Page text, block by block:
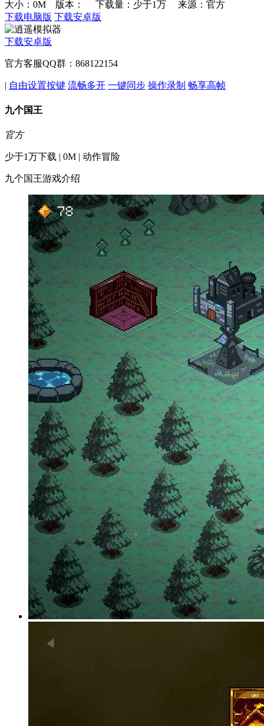
大小：0M 版本： 下载量：少于1万
来源：官方
下载电脑版 下载安卓版
下载安卓版
官方客服QQ群：868122154
| 自由设置按键 流畅多开 一键同步 操作录制 畅享高帧
九个国王
官方
少于1万下载 | 0M | 动作冒险
九个国王游戏介绍